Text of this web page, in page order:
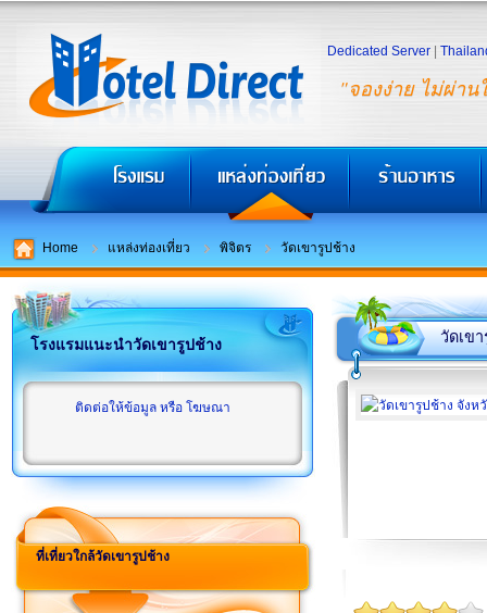
"จองง่าย ไม่ผ่าน
Dedicated Server
Home แหล่งท่องเที่ยว พิจิตร วัดเขารูปช้าง
โรงแรมแนะนำวัดเขารูปช้าง
ติดต่อให้ข้อมูล หรือ โฆษณา
ที่เที่ยวใกล้วัดเขารูปช้าง
วัดเข